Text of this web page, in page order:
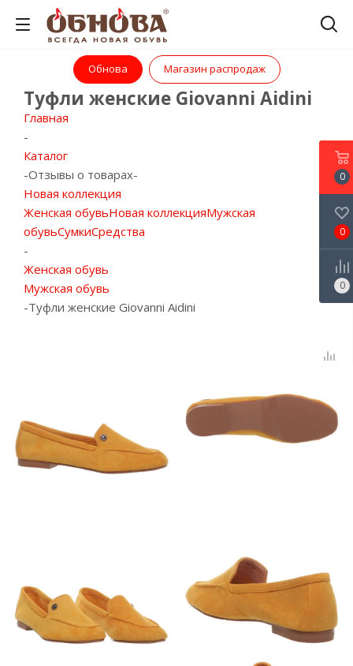
Обнова Магазин распродаж
Туфли женские Giovanni Aidini
Главная
-
Каталог
-Отзывы о товарах-
Новая коллекция
Женская обувьНовая коллекцияМужская
обувьСумкиСредства
-
Женская обувь
Мужская обувь
-Туфли женские Giovanni Aidini
0
0
0